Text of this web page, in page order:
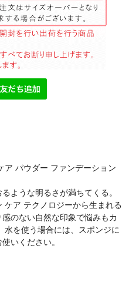
ア パウダー ファンデーション
ような明るさが満ちてくる。
ケア テクノロジーから生まれる
のない自然な印象で悩みもカ
を使う場合には、スポンジに
いください。